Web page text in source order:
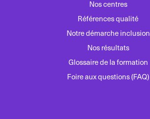
Nos centres
Références qualité
Notre démarche inclusion
Nos résultats
Glossaire de la formation
Foire aux questions (FAQ)